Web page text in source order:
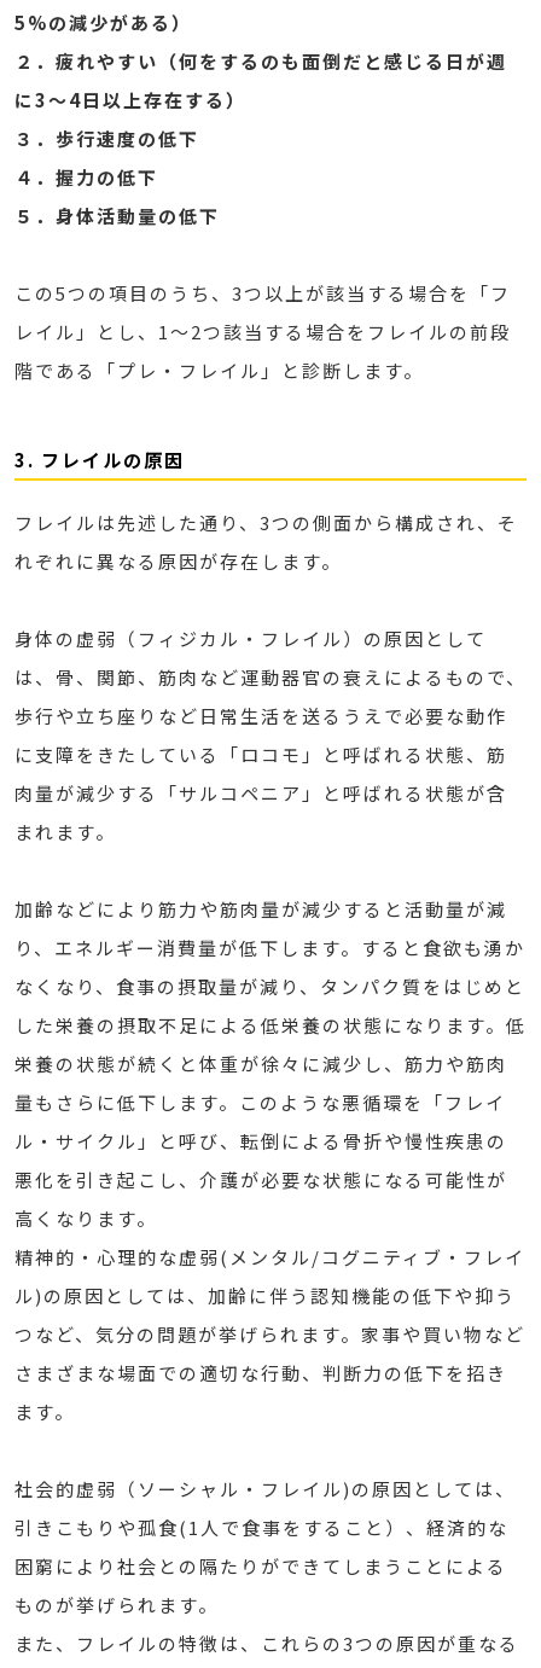
5%の減少がある）
２．疲れやすい（何をするのも面倒だと感じる日が週
に3〜4日以上存在する）
３．歩行速度の低下
４．握力の低下
５．身体活動量の低下
この5つの項目のうち、3つ以上が該当する場合を「フ
レイル」とし、1〜2つ該当する場合をフレイルの前段
階である「プレ・フレイル」と診断します。
3. フレイルの原因
フレイルは先述した通り、3つの側面から構成され、そ
れぞれに異なる原因が存在します。
身体の虚弱（フィジカル・フレイル）の原因として
は、骨、関節、筋肉など運動器官の衰えによるもので、
歩行や立ち座りなど日常生活を送るうえで必要な動作
に支障をきたしている「ロコモ」と呼ばれる状態、筋
肉量が減少する「サルコペニア」と呼ばれる状態が含
まれます。
加齢などにより筋力や筋肉量が減少すると活動量が減
り、エネルギー消費量が低下します。すると食欲も湧か
なくなり、食事の摂取量が減り、タンパク質をはじめと
した栄養の摂取不足による低栄養の状態になります。低
栄養の状態が続くと体重が徐々に減少し、筋力や筋肉
量もさらに低下します。このような悪循環を「フレイ
ル・サイクル」と呼び、転倒による骨折や慢性疾患の
悪化を引き起こし、介護が必要な状態になる可能性が
高くなります。
精神的・心理的な虚弱(メンタル/コグニティブ・フレイ
ル)の原因としては、加齢に伴う認知機能の低下や抑う
つなど、気分の問題が挙げられます。家事や買い物など
さまざまな場面での適切な行動、判断力の低下を招き
ます。
社会的虚弱（ソーシャル・フレイル)の原因としては、
引きこもりや孤食(1人で食事をすること）、経済的な
困窮により社会との隔たりができてしまうことによる
ものが挙げられます。
また、フレイルの特徴は、これらの3つの原因が重なる